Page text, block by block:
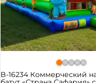
B-16234 Коммерческий